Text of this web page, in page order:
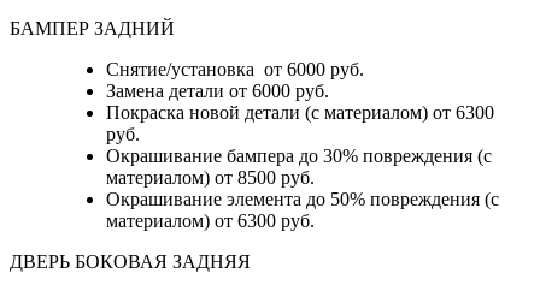
БАМПЕР ЗАДНИЙ
Снятие/установка от 6000 руб.
Замена детали от 6000 руб.
Покраска новой детали (с материалом) от 6300
руб.
Окрашивание бампера до 30% повреждения (с
материалом) от 8500 руб.
Окрашивание элемента до 50% повреждения (с
материалом) от 6300 руб.
ДВЕРЬ БОКОВАЯ ЗАДНЯЯ